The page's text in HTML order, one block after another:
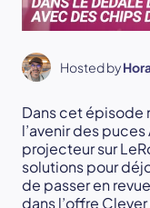
Hosted by
Dans cet épisode
l’avenir des
projecteur sur
solutions pour
de passer en
dans l’offre